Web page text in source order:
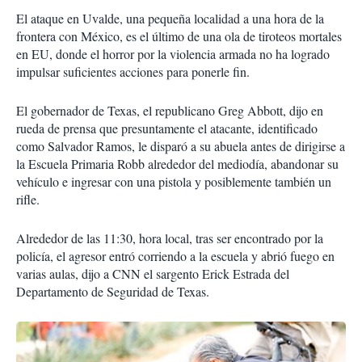
El ataque en Uvalde, una pequeña localidad a una hora de la
frontera con México, es el último de una ola de tiro­teos mortales
en EU, donde el horror por la violencia ar­mada no ha logrado
impulsar suficientes acciones para po­nerle fin.
El gobernador de Texas, el republicano Greg Abbott, dijo en
rueda de prensa que presuntamente el atacante, identificado
como Salvador Ramos, le disparó a su abuela antes de dirigirse a
la Escue­la Primaria Robb alrededor del mediodía, abandonar su
vehículo e ingresar con una pistola y posiblemente tam­bién un
rifle.
Alrededor de las 11:30, hora local, tras ser encontra­do por la
policía, el agresor entró corriendo a la escuela y abrió fuego en
varias aulas, dijo a CNN el sargento Erick Estrada del
Departamento de Seguridad de Texas.